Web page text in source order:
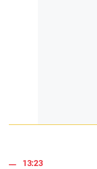
13:23